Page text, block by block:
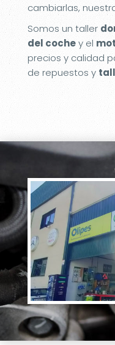
cambiarlas,
Somos un taller
del cochey el
precios y calidad
de repuestos y